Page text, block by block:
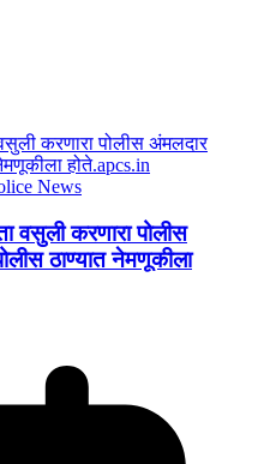
News
वसुली करणारा पोलीस
ठाण्यात नेमणूकीला